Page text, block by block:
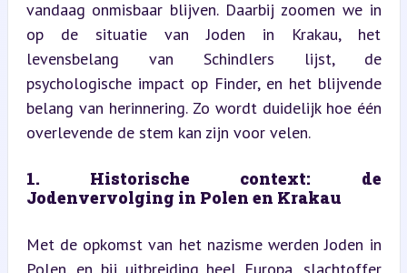
vandaag onmisbaar blijven. Daarbij zoomen we in
op de situatie van Joden in Krakau, het
levensbelang van Schindlers lijst, de
psychologische impact op Finder, en het blijvende
belang van herinnering. Zo wordt duidelijk hoe één
overlevende de stem kan zijn voor velen.
1. Historische context: de
Jodenvervolging in Polen en Krakau
Met de opkomst van het nazisme werden Joden in